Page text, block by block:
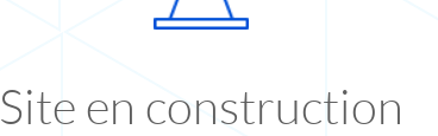
Site en construction